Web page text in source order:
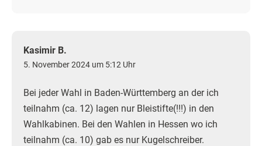
Kasimir B.
5. November 2024 um 5:12 Uhr
Bei jeder Wahl in Baden-Württemberg an der ich
teilnahm (ca. 12) lagen nur Bleistifte(!!!) in den
Wahlkabinen. Bei den Wahlen in Hessen wo ich
teilnahm (ca. 10) gab es nur Kugelschreiber.